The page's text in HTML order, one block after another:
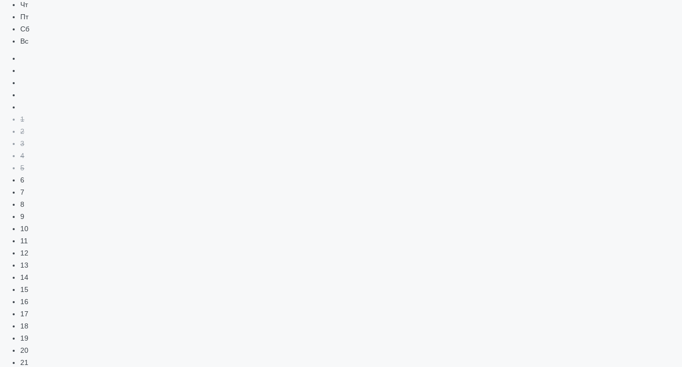
Чт
Пт
Сб
Вс
1
2
3
4
5
6
7
8
9
10
11
12
13
14
15
16
17
18
19
20
21